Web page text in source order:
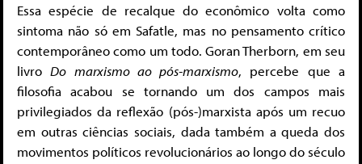
Essa espécie de recalque do econômico volta como
sintoma não só em Safatle, mas no pensamento crítico
contemporâneo como um todo. Goran Therborn, em seu
livroDo marxismo ao pós-marxismo, percebe que a
filosofia acabou se tornando um dos campos mais
privilegiados da reflexão (pós-)marxista após um recuo
em outras ciências sociais, dada também a queda dos
movimentos políticos revolucionários ao longo do século